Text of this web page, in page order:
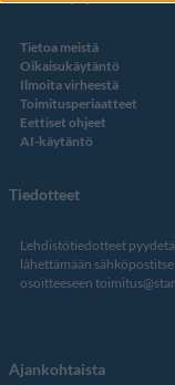
Tietoa meistä
Oikaisukäytäntö
Ilmoita virheestä
Toimitusperiaatteet
Eettiset ohjeet
AI-käytäntö
Tiedotteet
Lehdistötiedotteet
lähettämään sähköpostitse
osoitteeseen
Ajankohtaista